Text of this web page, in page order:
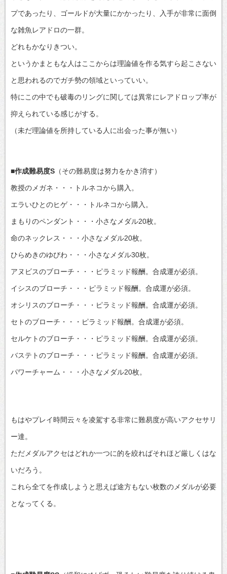
プであったり、ゴールドが大量にかかったり、入手が非常に面倒
な雑魚レアドロの一群。
どれもかなりきつい。
というかまともな人はここからは理論値を作る気すら起こさない
と思われるのでガチ勢の領域といっていい。
特にこの中でも破毒のリングに関しては異常にレアドロップ率が
抑えられている感じがする。
（未だ理論値を所持している人に出会った事が無い）
■作成難易度S （その難易度は努力をかき消す）
教授のメガネ・・・トルネコから購入。
エラいひとのヒゲ・・・トルネコから購入。
まもりのペンダント・・・小さなメダル20枚。
命のネックレス・・・小さなメダル20枚。
ひらめきのゆびわ・・・小さなメダル30枚。
アヌビスのブローチ・・・ピラミッド報酬。合成運が必須。
イシスのブローチ・・・ピラミッド報酬。合成運が必須。
オシリスのブローチ・・・ピラミッド報酬。合成運が必須。
セトのブローチ・・・ピラミッド報酬。合成運が必須。
セルケトのブローチ・・・ピラミッド報酬。合成運が必須。
バステトのブローチ・・・ピラミッド報酬。合成運が必須。
パワーチャーム・・・小さなメダル20枚。
もはやプレイ時間云々を凌駕する非常に難易度が高いアクセサリ
ー達。
ただメダルアクセはどれか一つに的を絞ればそれほど厳しくはな
いだろう。
これら全てを作成しようと思えば途方もない枚数のメダルが必要
となってくる。